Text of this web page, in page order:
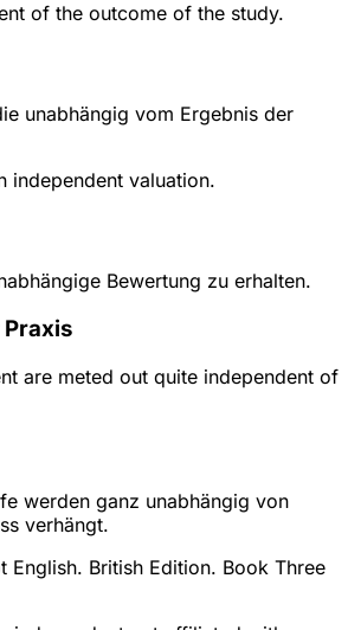
of the outcome of the study.
unabhängig vom Ergebnis der
independent valuation.
Bewertung zu erhalten.
Praxis
are meted out quite independent of
werden ganz unabhängig von
verhängt.
English. British Edition. Book Three